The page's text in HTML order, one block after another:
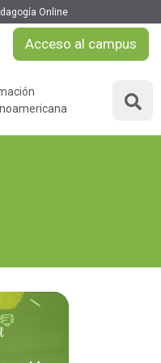
Online
Acceso al campus